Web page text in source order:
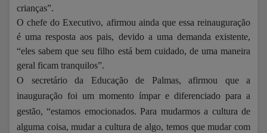
crianças”.
O chefe do Executivo, afirmou ainda que essa reinauguração
é uma resposta aos pais, devido a uma demanda existente,
“eles sabem que seu filho está bem cuidado, de uma maneira
geral ficam tranquilos”.
O secretário da Educação de Palmas, afirmou que a
inauguração foi um momento ímpar e diferenciado para a
gestão, “estamos emocionados. Para mudarmos a cultura de
alguma coisa, mudar a cultura de algo, temos que mudar com